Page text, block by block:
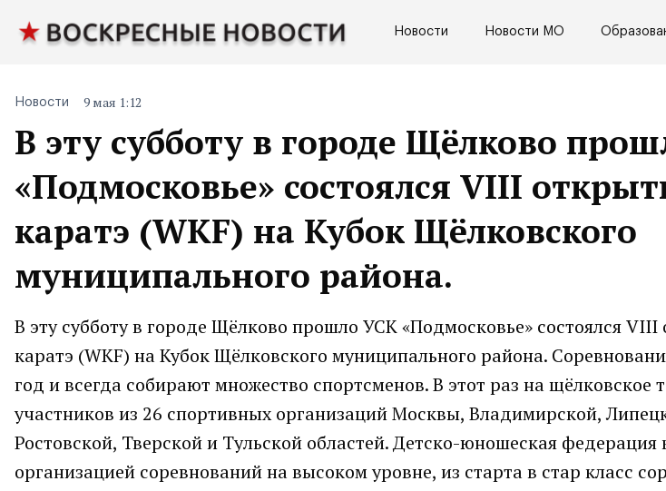
Новости Новости МО
В эту субботу в городе Щёлково
«Подмосковье» состоялся VIII
каратэ (WKF) на Кубок Щёлковского
муниципального района.
Новости 9 мая 1:12
В эту субботу в городе Щёлково прошло УСК «Подмосковье» состоялся
каратэ (WKF) на Кубок Щёлковского муниципального района.
год и всегда собирают множество спортсменов. В этот раз на щёлковское
участников из 26 спортивных организаций Москвы, Владимирской,
Ростовской, Тверской и Тульской областей. Детско-юношеская федерация
организацией соревнований на высоком уровне, из старта в стар класс